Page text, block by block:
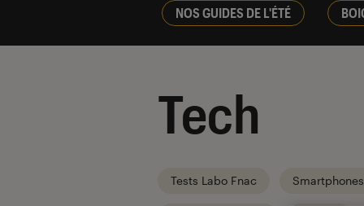
NOS GUIDES DE L'ÉTÉ
Tech
Tests Labo Fnac Smartphones